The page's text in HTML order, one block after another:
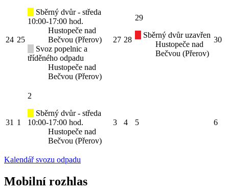
24 25
Sběrný dvůr - středa
10:00-17:00 hod.
Hustopeče nad
Bečvou (Přerov)
Svoz popelnic a
tříděného odpadu
Hustopeče nad
Bečvou (Přerov)
27 28
29
Sběrný dvůr uzavřen
Hustopeče nad
Bečvou (Přerov)
30
31 1
2
Sběrný dvůr - středa
10:00-17:00 hod.
Hustopeče nad
Bečvou (Přerov)
3 4 5 6
Kalendář svozu odpadu
Mobilní rozhlas